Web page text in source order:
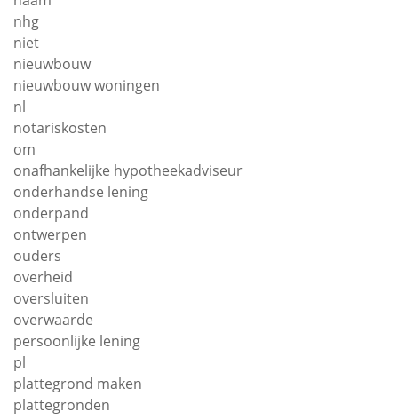
nhg
niet
nieuwbouw
nieuwbouw woningen
nl
notariskosten
om
onafhankelijke hypotheekadviseur
onderhandse lening
onderpand
ontwerpen
ouders
overheid
oversluiten
overwaarde
persoonlijke lening
pl
plattegrond maken
plattegronden